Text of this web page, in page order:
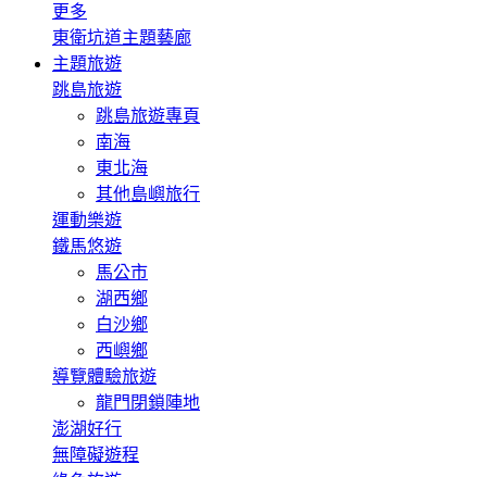
更多
東衛坑道主題藝廊
主題旅遊
跳島旅遊
跳島旅遊專頁
南海
東北海
其他島嶼旅行
運動樂遊
鐵馬悠遊
馬公市
湖西鄉
白沙鄉
西嶼鄉
導覽體驗旅遊
龍門閉鎖陣地
澎湖好行
無障礙遊程